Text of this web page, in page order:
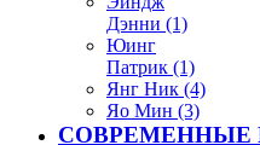
Дэнни (1)
Юинг
Патрик (1)
Янг Ник (4)
Яо Мин (3)
СОВРЕМЕННЫЕ